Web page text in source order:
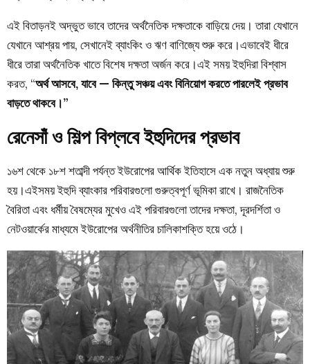
এই বিতাড়নই অদ্ভুত ভাবে তাদের অর্থনৈতিক দক্ষতাকে বাড়িয়ে দেয়। তারা যেখানে
যেখানে আশ্রয় পায়, সেখানেই ব্যাংকিং ও ঋণ বাণিজ্যে শুরু করে।এভাবেই ধীরে
ধীরে তারা অর্থনৈতিক খাতে বিশেষ দক্ষতা অর্জন করে।এই সময় ইহুদিরা বিশ্বাস
করত, “অর্থ আসবে, যাবে — কিন্তু সঞ্চয় এবং বিনিয়োগ করতে পারলেই প্রভাব
বাড়তে থাকবে।”
রেনেসাঁ ও শিল্প বিপ্লবে ইহুদিদের প্রভাব
১৬শ থেকে ১৮শ শতাব্দী পর্যন্ত ইউরোপের আর্থিক ইতিহাসে এক নতুন অধ্যায় শুরু
হয়।এইসময় ইহুদি ব্যাংকার পরিবারগুলো গুরুত্বপূর্ণ ভূমিকা রাখে। রাজনৈতিক
বৈরিতা এবং ধর্মীয় বৈষম্যের মুখেও এই পরিবারগুলো তাদের দক্ষতা, দূরদর্শিতা ও
নেটওয়ার্কের মাধ্যমে ইউরোপের অর্থনীতির চালিকাশক্তি হয়ে ওঠে।